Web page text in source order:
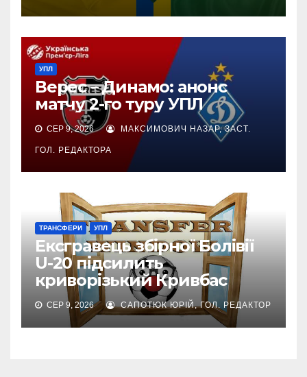
УПЛ
Верес – Динамо: анонс
матчу 2-го туру УПЛ
СЕР 9, 2026 МАКСИМОВИЧ НАЗАР, ЗАСТ.
ГОЛ. РЕДАКТОРА
ТРАНСФЕРИ УПЛ
Ексгравець збірної Болівії
U-20 підсилить
криворізький Кривбас
СЕР 9, 2026 САПОТЮК ЮРІЙ, ГОЛ. РЕДАКТОР